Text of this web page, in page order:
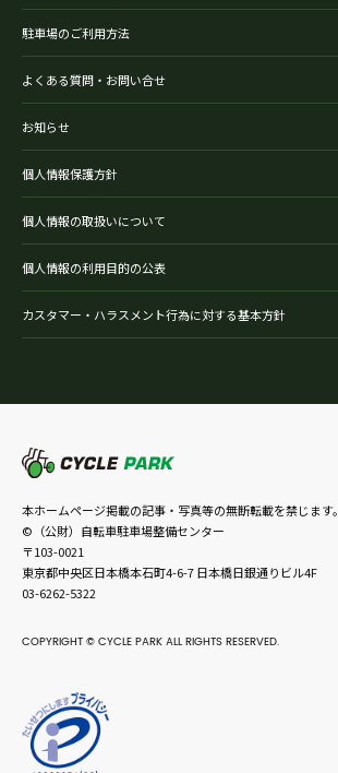
駐車場のご利用方法
よくある質問・お問い合せ
お知らせ
個人情報保護方針
個人情報の取扱いについて
個人情報の利用目的の公表
カスタマー・ハラスメント行為に対する基本方針
本ホームページ掲載の記事・写真等の無断転載を禁じます。
©（公財）自転車駐車場整備センター
〒103-0021
東京都中央区日本橋本石町4-6-7 日本橋日銀通りビル4F
03-6262-5322
COPYRIGHT © CYCLE PARK ALL RIGHTS RESERVED.